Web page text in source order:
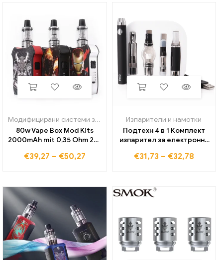
Модифицирани системи за вейп
Изпарители и намотки
80w Vape Box Mod Kits
2000mAh mit 0,35 Ohm 2ml
Регулируема мощност
Наргиле Shisha Vaper Pen
€39,27 – €50,27
Изпарители и намотки
Подтехн 4 в 1 Комплект
изпарител за електронни
восък, плътна маслена
€31,73 – €32,78